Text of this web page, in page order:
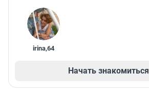
irina,64
Начать знакомиться